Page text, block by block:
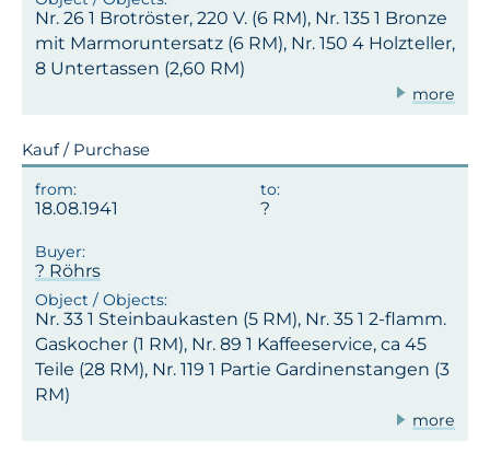
Nr. 26 1 Brotröster, 220 V. (6 RM), Nr. 135 1 Bronze
mit Marmoruntersatz (6 RM), Nr. 150 4 Holzteller,
8 Untertassen (2,60 RM)
more
Kauf / Purchase
18.08.1941
? Röhrs
Nr. 33 1 Steinbaukasten (5 RM), Nr. 35 1 2-flamm.
Gaskocher (1 RM), Nr. 89 1 Kaffeeservice, ca 45
Teile (28 RM), Nr. 119 1 Partie Gardinenstangen (3
RM)
more